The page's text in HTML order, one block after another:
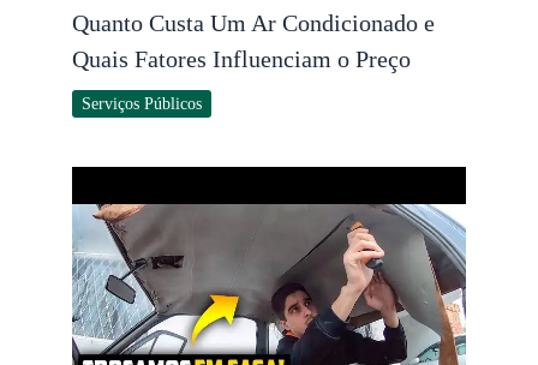
Quanto Custa Um Ar Condicionado e
Quais Fatores Influenciam o Preço
Serviços Públicos